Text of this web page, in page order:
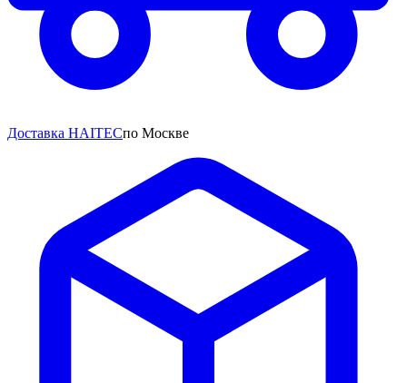
Доставка HAITECпо Москве